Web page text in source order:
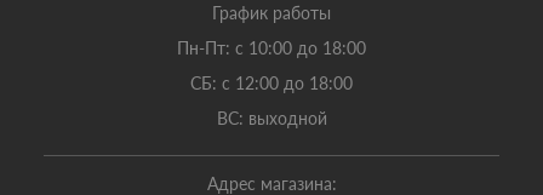
График работы
Пн-Пт: с 10:00 до 18:00
СБ: с 12:00 до 18:00
ВС: выходной
Адрес магазина: